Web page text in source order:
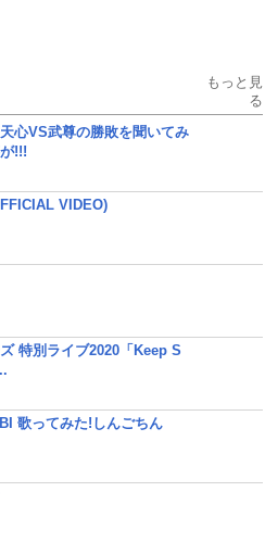
もっと見
る
心VS武尊の勝敗を聞いてみ
!!!
VIDEO)
特別ライブ2020「Keep S
歌ってみた!しんごちん